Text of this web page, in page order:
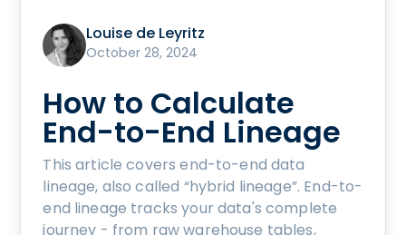
Louise de Leyritz
October 28, 2024
How to Calculate
End-to-End Lineage
This article covers end-to-end data
lineage, also called “hybrid lineage”. End-to-
end lineage tracks your data's complete
journey - from raw warehouse tables,